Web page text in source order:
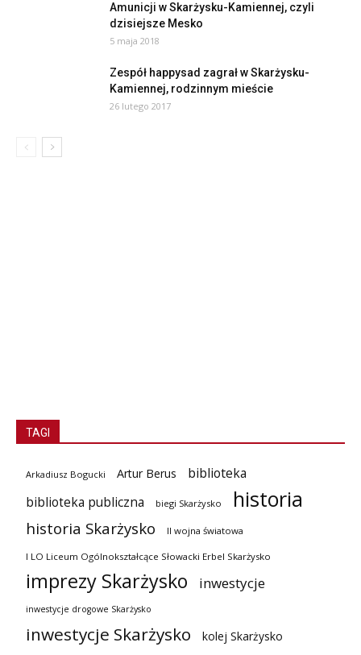
Amunicji w Skarżysku-Kamiennej, czyli
dzisiejsze Mesko
5 maja 2018
Zespół happysad zagrał w Skarżysku-
Kamiennej, rodzinnym mieście
26 lutego 2017
TAGI
Arkadiusz Bogucki Artur Berus
biblioteka
biblioteka publiczna
biegi Skarżysko historia
historia Skarżysko II wojna światowa
I LO Liceum Ogólnokształcące Słowacki Erbel Skarżysko
imprezy Skarżysko inwestycje
inwestycje drogowe Skarżysko
inwestycje Skarżysko kolej Skarżysko